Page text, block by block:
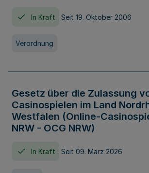
In Kraft Seit 19. Oktober 2006
Verordnung
Gesetz über die Zulassung
Casinospielen im Land
Westfalen (Online-
NRW - OCG NRW)
In Kraft Seit 09. März 2026